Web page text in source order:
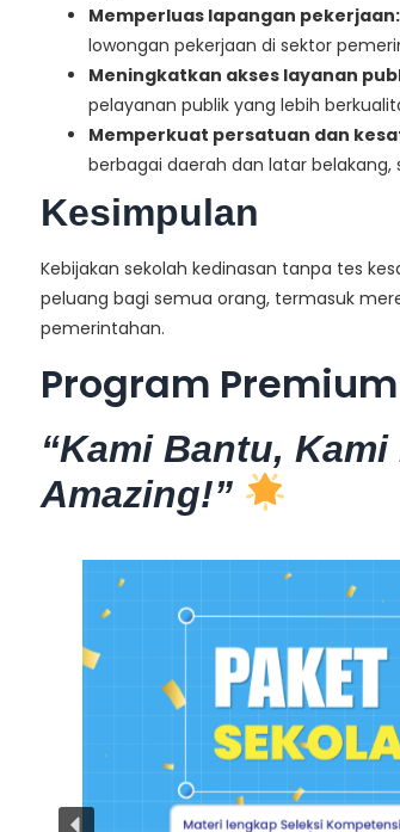
Memperluas lapangan pekerjaan:
lowongan pekerjaan di sektor
Meningkatkan akses layanan
pelayanan publik yang lebih
Memperkuat persatuan dan
berbagai daerah dan latar
Kesimpulan
Kebijakan sekolah kedinasan tanpa tes
peluang bagi semua orang, termasuk
pemerintahan.
Program
“Kami Bantu,
Amazing!”